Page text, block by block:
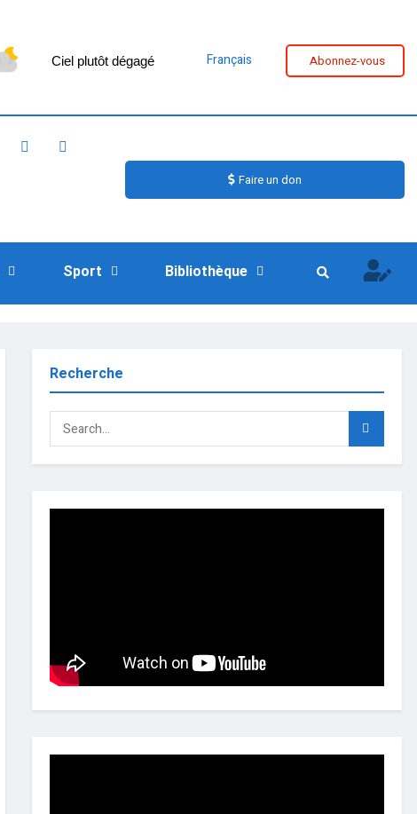
Ciel plutôt dégagé Français Abonnez-vous
Faire un don
Sport Bibliothèque
Recherche